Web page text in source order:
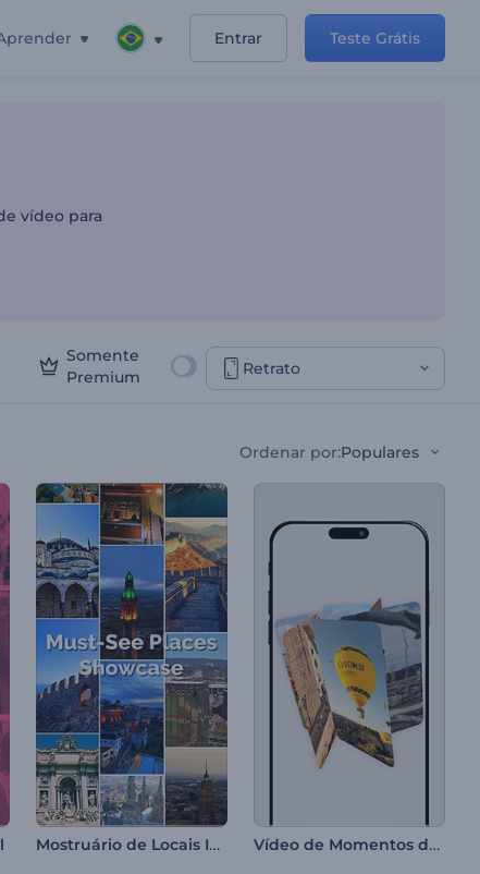
Entrar Teste Grátis
vídeo para
Somente
Premium
Retrato
Ordenar por:Populares
Mostruário de Locais Imperdíveis Vídeo de Momentos de Viagem